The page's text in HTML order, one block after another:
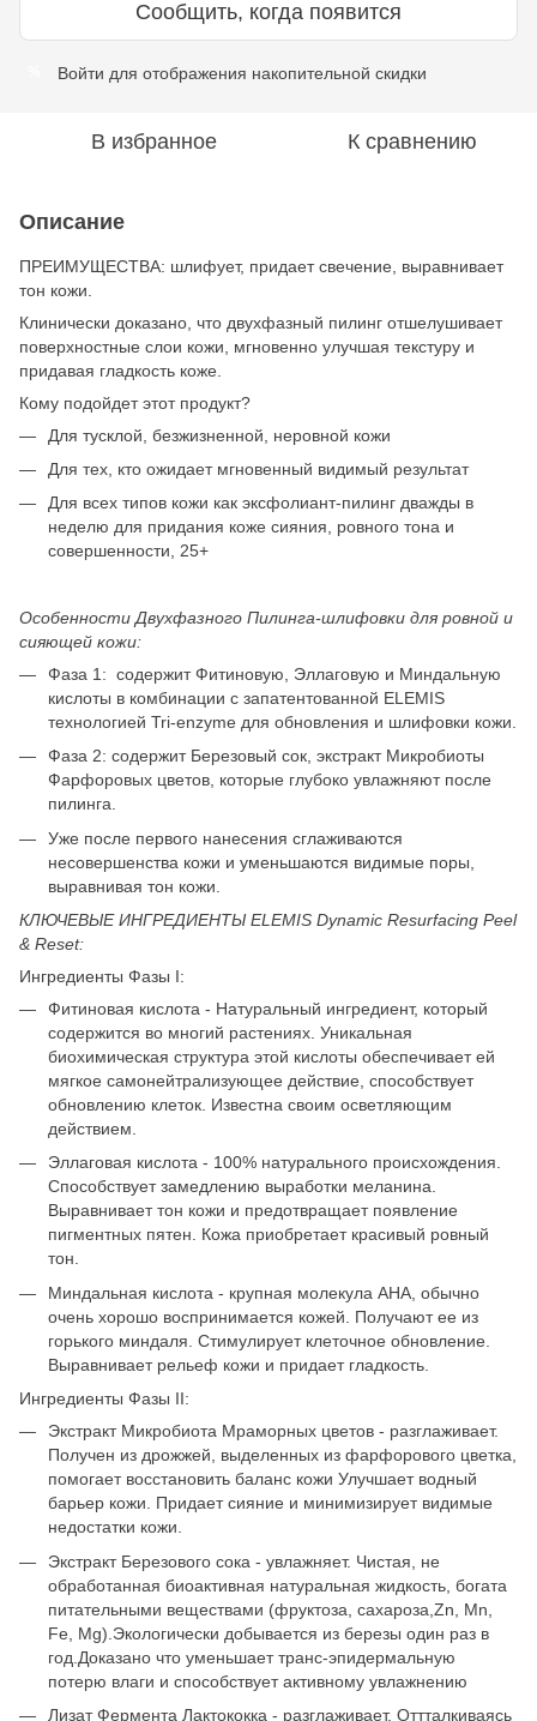
Сообщить, когда появится
Войти для отображения накопительной скидки
В избранное К сравнению
Описание
ПРЕИМУЩЕСТВА: шлифует, придает свечение, выравнивает
тон кожи.
Клинически доказано, что двухфазный пилинг отшелушивает
поверхностные слои кожи, мгновенно улучшая текстуру и
придавая гладкость коже.
Кому подойдет этот продукт?
Для тусклой, безжизненной, неровной кожи
Для тех, кто ожидает мгновенный видимый результат
Для всех типов кожи как эксфолиант-пилинг дважды в
неделю для придания коже сияния, ровного тона и
совершенности, 25+
Особенности Двухфазного Пилинга-шлифовки для ровной и
сияющей кожи:
Фаза 1: содержит Фитиновую, Эллаговую и Миндальную
кислоты в комбинации с запатентованной ELEMIS
технологией Tri-enzyme для обновления и шлифовки кожи.
Фаза 2: содержит Березовый сок, экстракт Микробиоты
Фарфоровых цветов, которые глубоко увлажняют после
пилинга.
Уже после первого нанесения сглаживаются
несовершенства кожи и уменьшаются видимые поры,
выравнивая тон кожи.
КЛЮЧЕВЫЕ ИНГРЕДИЕНТЫ ELEMIS Dynamic Resurfacing Peel
& Reset:
Ингредиенты Фазы I:
Фитиновая кислота - Натуральный ингредиент, который
содержится во многий растениях. Уникальная
биохимическая структура этой кислоты обеспечивает ей
мягкое самонейтрализующее действие, способствует
обновлению клеток. Известна своим осветляющим
действием.
Эллаговая кислота - 100% натурального происхождения.
Способствует замедлению выработки меланина.
Выравнивает тон кожи и предотвращает появление
пигментных пятен. Кожа приобретает красивый ровный
тон.
Миндальная кислота - крупная молекула AHA, обычно
очень хорошо воспринимается кожей. Получают ее из
горького миндаля. Стимулирует клеточное обновление.
Выравнивает рельеф кожи и придает гладкость.
Ингредиенты Фазы II:
Экстракт Микробиота Мраморных цветов - разглаживает.
Получен из дрожжей, выделенных из фарфорового цветка,
помогает восстановить баланс кожи Улучшает водный
барьер кожи. Придает сияние и минимизирует видимые
недостатки кожи.
Экстракт Березового сока - увлажняет. Чистая, не
обработанная биоактивная натуральная жидкость, богата
питательными веществами (фруктоза, сахароза,Zn, Mn,
Fe, Mg).Экологически добывается из березы один раз в
год.Доказано что уменьшает транс-эпидермальную
потерю влаги и способствует активному увлажнению
Лизат Фермента Лактококка - разглаживает. Оттталкиваясь